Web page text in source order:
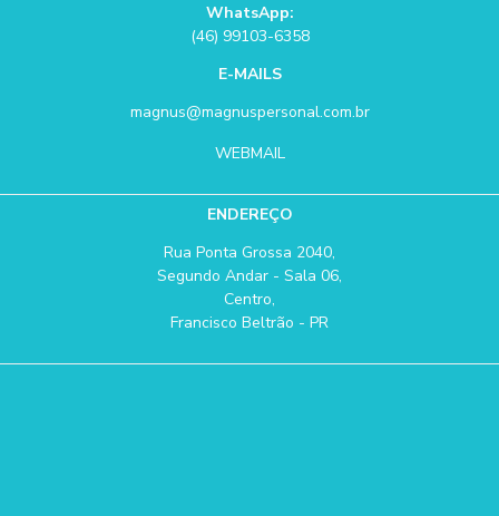
WhatsApp:
(46) 99103-6358
E-MAILS
magnus@magnuspersonal.com.br
WEBMAIL
ENDEREÇO
Rua Ponta Grossa 2040,
Segundo Andar - Sala 06,
Centro,
Francisco Beltrão - PR